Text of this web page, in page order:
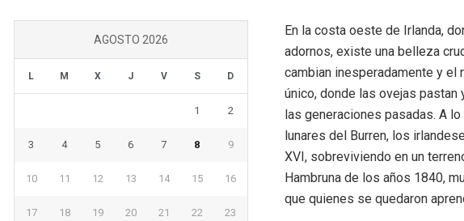
En la costa oeste de Irlanda,
adornos, existe una belleza
cambian inesperadamente y el
único, donde las ovejas
las generaciones pasadas. A
lunares del Burren, los
XVI, sobreviviendo en un
Hambruna de los años 1840,
que quienes se quedaron
AGOSTO 2026
L M X J V S D
1 2
3 4 5 6 7 8 9
10 11 12 13 14 15 16
17 18 19 20 21 22 23